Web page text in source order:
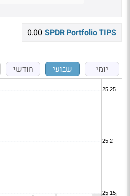
SPDR Portfolio TIPS
0.00
יומי שבועי חודשי